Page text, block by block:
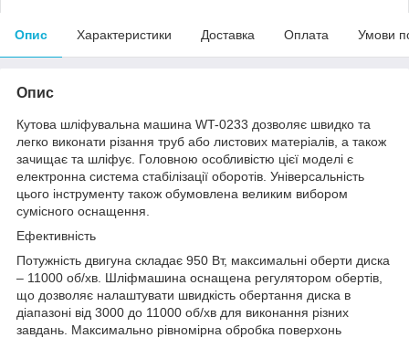
Опис Характеристики Доставка Оплата Умови
Опис
Кутова шліфувальна машина WT-0233 дозволяє швидко та
легко виконати різання труб або листових матеріалів, а також
зачищає та шліфує. Головною особливістю цієї моделі є
електронна система стабілізації оборотів. Універсальність
цього інструменту також обумовлена великим вибором
сумісного оснащення.
Ефективність
Потужність двигуна складає 950 Вт, максимальні оберти диска
– 11000 об/хв. Шліфмашина оснащена регулятором обертів,
що дозволяє налаштувати швидкість обертання диска в
діапазоні від 3000 до 11000 об/хв для виконання різних
завдань. Максимально рівномірна обробка поверхонь